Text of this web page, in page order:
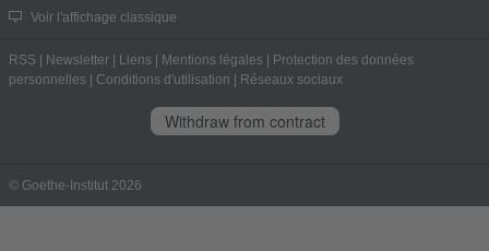
Voir l'affichage classique
RSS Newsletter Liens Mentions légales
Protection des données
personnelles
Conditions d'utilisation Réseaux sociaux
Withdraw from contract
© Goethe-Institut 2026